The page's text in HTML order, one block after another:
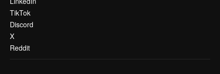
TikTok
Discord
X
Reddit